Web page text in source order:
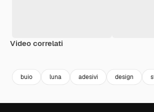
Video correlati
buio luna adesivi design